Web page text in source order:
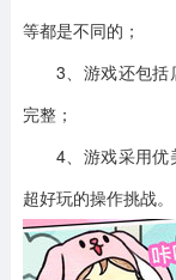
等都是不同的；
3、游戏还包括
完整；
4、游戏采用优
超好玩的操作挑战。